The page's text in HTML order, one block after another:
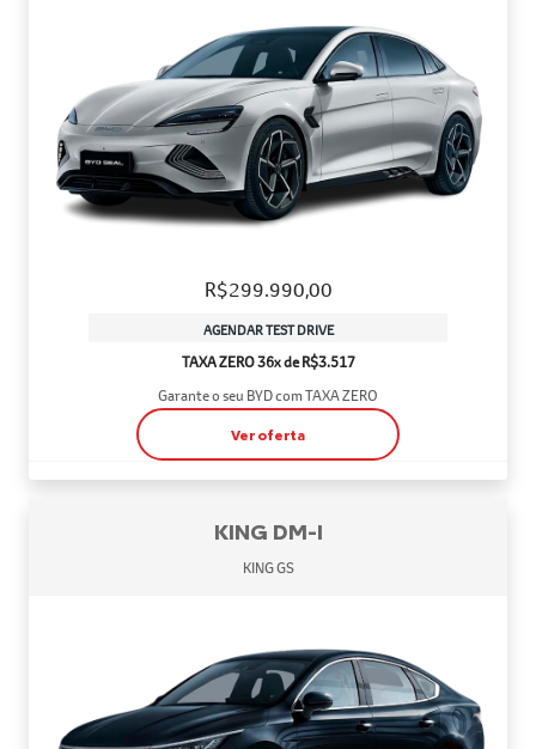
R$299.990,00
AGENDAR TEST DRIVE
TAXA ZERO 36x de R$3.517
Garante o seu BYD com TAXA ZERO
Ver oferta
KING DM-I
KING GS